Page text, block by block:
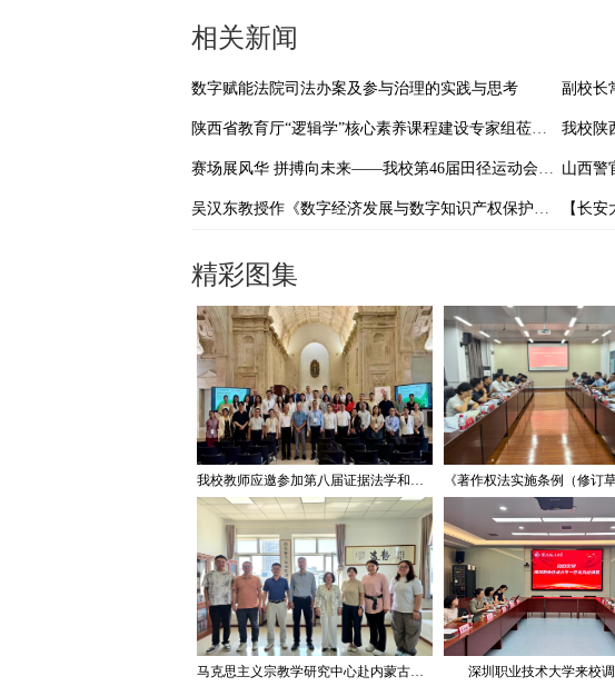
相关新闻
数字赋能法院司法办案及参与治理的实践与思考
陕西省教育厅“逻辑学”核心素养课程建设专家组莅临我校开展听课指导
赛场展风华 拼搏向未来——我校第46届田径运动会开幕 山西警
吴汉东教授作《数字经济发展与数字知识产权保护》专题讲座
精彩图集
我校教师应邀参加第八届证据法学和法庭科学国际会议并作学术报告
马克思主义宗教学研究中心赴内蒙古宗教工作研究会调研座谈 深圳职业技术大学来校